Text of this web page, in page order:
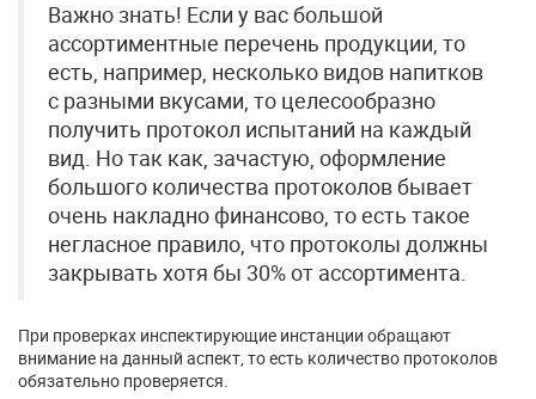
Важно знать! Если у вас большой
ассортиментные перечень продукции, то
есть, например, несколько видов напитков
с разными вкусами, то целесообразно
получить протокол испытаний на каждый
вид. Но так как, зачастую, оформление
большого количества протоколов бывает
очень накладно финансово, то есть такое
негласное правило, что протоколы должны
закрывать хотя бы 30% от ассортимента.
При проверках инспектирующие инстанции обращают
внимание на данный аспект, то есть количество протоколов
обязательно проверяется.